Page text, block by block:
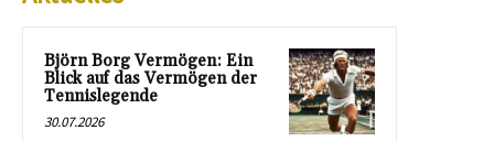
Björn Borg Vermögen: Ein
Blick auf das Vermögen der
Tennislegende
30.07.2026